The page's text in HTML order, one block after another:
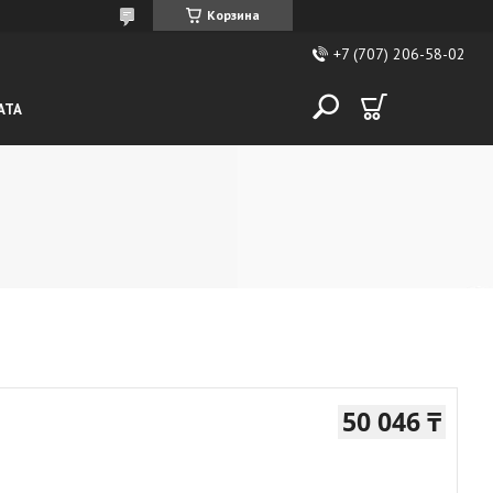
Корзина
+7 (707) 206-58-02
50 046 ₸